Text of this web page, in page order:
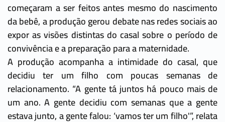
começaram a ser feitos antes mesmo do nascimento
da bebê, a produção gerou debate nas redes sociais ao
expor as visões distintas do casal sobre o período de
convivência e a preparação para a maternidade.
A produção acompanha a intimidade do casal, que
decidiu ter um filho com poucas semanas de
relacionamento. “A gente tá juntos há pouco mais de
um ano. A gente decidiu com semanas que a gente
estava junto, a gente falou: ‘vamos ter um filho'”, relata